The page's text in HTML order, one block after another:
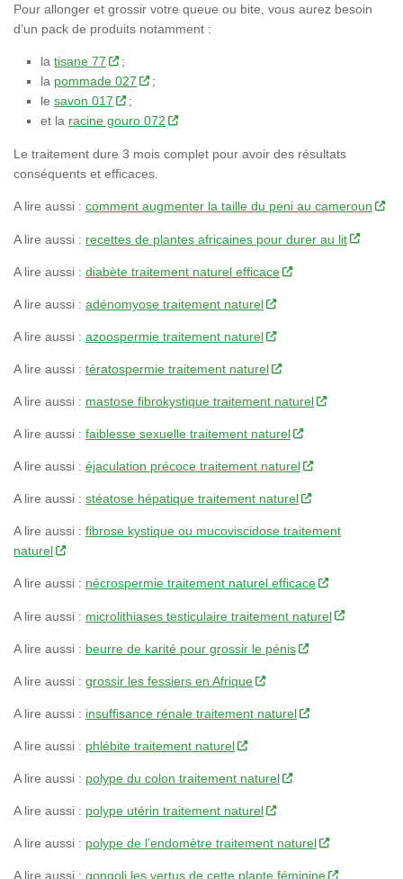
Pour allonger et grossir votre queue ou bite, vous aurez besoin
d’un pack de produits notamment :
la tisane 77
;
la pommade 027
;
le savon 017
;
et la racine gouro 072
Le traitement dure 3 mois complet pour avoir des résultats
conséquents et efficaces.
A lire aussi : comment augmenter la taille du peni au cameroun
A lire aussi : recettes de plantes africaines pour durer au lit
A lire aussi : diabète traitement naturel efficace
A lire aussi : adénomyose traitement naturel
A lire aussi : azoospermie traitement naturel
A lire aussi : tératospermie traitement naturel
A lire aussi : mastose fibrokystique traitement naturel
A lire aussi : faiblesse sexuelle traitement naturel
A lire aussi : éjaculation précoce traitement naturel
A lire aussi : stéatose hépatique traitement naturel
A lire aussi : fibrose kystique ou mucoviscidose traitement
naturel
A lire aussi : nécrospermie traitement naturel efficace
A lire aussi : microlithiases testiculaire traitement naturel
A lire aussi : beurre de karité pour grossir le pénis
A lire aussi : grossir les fessiers en Afrique
A lire aussi : insuffisance rénale traitement naturel
A lire aussi : phlébite traitement naturel
A lire aussi : polype du colon traitement naturel
A lire aussi : polype utérin traitement naturel
A lire aussi : polype de l’endomètre traitement naturel
A lire aussi : gongoli les vertus de cette plante féminine